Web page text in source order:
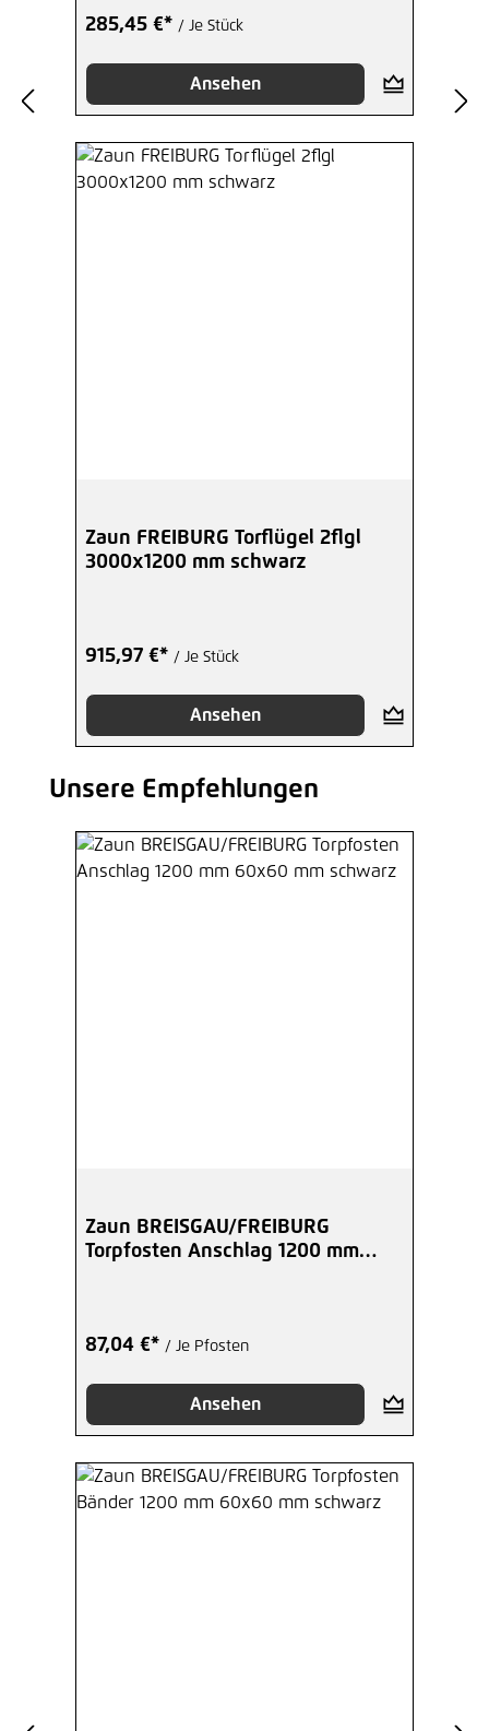
285,45 €* / Je Stück
Ansehen
Zaun FREIBURG Torflügel 2flgl
3000x1200 mm schwarz
915,97 €* / Je Stück
Ansehen
Produktgalerie überspringen
Unsere Empfehlungen
Zaun BREISGAU/FREIBURG
Torpfosten Anschlag 1200 mm
87,04 €* / Je Pfosten
Ansehen